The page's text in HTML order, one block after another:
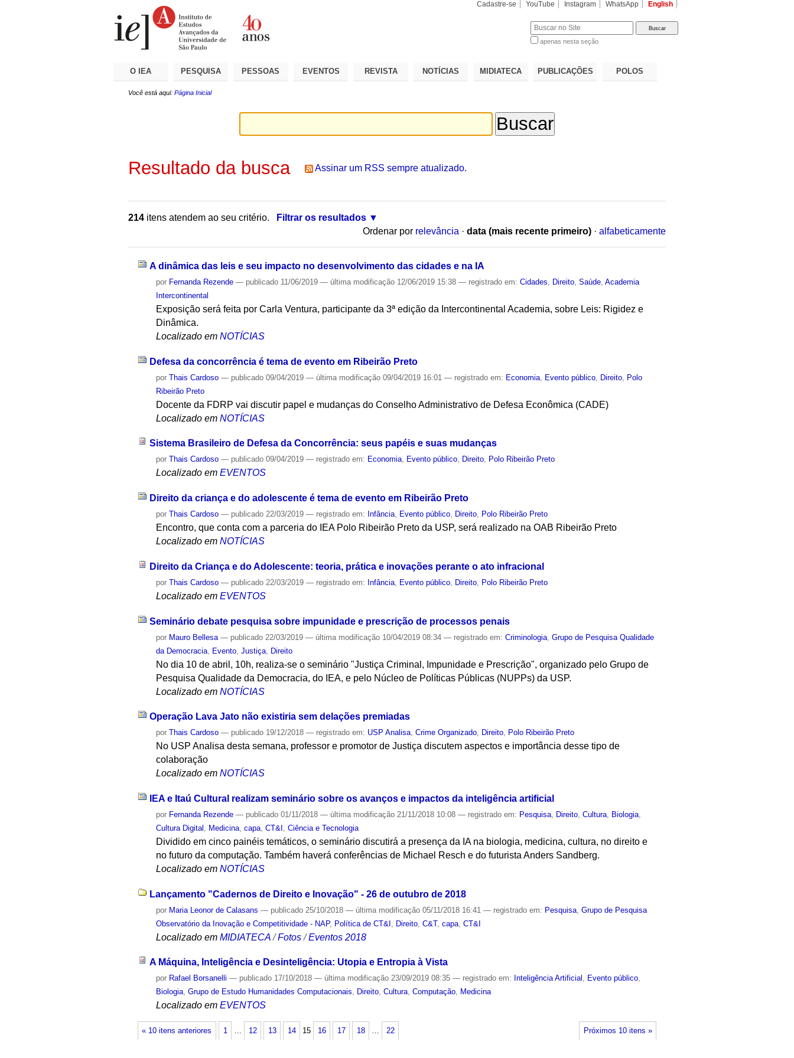
Cadastre-se YouTube Instagram WhatsApp English
apenas nesta seção
O IEA PESQUISA PESSOAS EVENTOS REVISTA NOTÍCIAS MIDIATECA PUBLICAÇÕES POLOS
Você está aqui: Página Inicial
Resultado da busca Assinar um RSS sempre atualizado.
214 itens atendem ao seu critério.
Filtrar os resultados
Ordenar por relevância · data (mais recente primeiro) · alfabeticamente
A dinâmica das leis e seu impacto no desenvolvimento das cidades e na IA
por Fernanda Rezende — publicado 11/06/2019— última modificação 12/06/2019 15:38— registrado em:Cidades Direito ,Saúde ,Academia
Intercontinental
Exposição será feita por Carla Ventura, participante da 3ª edição da Intercontinental Academia, sobre Leis: Rigidez e
Dinâmica.
Localizado em NOTÍCIAS
Defesa da concorrência é tema de evento em Ribeirão Preto
porThais Cardoso — publicado 09/04/2019— última modificação 09/04/2019 16:01— registrado em: Economia Evento público Direito Polo
Ribeirão Preto
Docente da FDRP vai discutir papel e mudanças do Conselho Administrativo de Defesa Econômica (CADE)
Localizado em NOTÍCIAS
Sistema Brasileiro de Defesa da Concorrência: seus papéis e suas mudanças
porThais Cardoso — publicado 09/04/2019— registrado em: Economia, Evento público, Direito, Polo Ribeirão Preto
Localizado em EVENTOS
Direito da criança e do adolescente é tema de evento em Ribeirão Preto
porThais Cardoso — publicado 22/03/2019— registrado em: Infância, Evento público, Direito, Polo Ribeirão Preto
Encontro, que conta com a parceria do IEA Polo Ribeirão Preto da USP, será realizado na OAB Ribeirão Preto
Localizado em NOTÍCIAS
Direito da Criança e do Adolescente: teoria, prática e inovações perante o ato infracional
porThais Cardoso — publicado 22/03/2019— registrado em: Infância Evento público Direito Polo Ribeirão Preto
Localizado em EVENTOS
Seminário debate pesquisa sobre impunidade e prescrição de processos penais
por Mauro Bellesa — publicado 22/03/2019— última modificação 10/04/2019 08:34— registrado em:Criminologia ,Grupo de Pesquisa Qualidade
da Democracia Evento ,Justiça Direito
No dia 10 de abril, 10h, realiza-se o seminário "Justiça Criminal, Impunidade e Prescrição", organizado pelo Grupo de
Pesquisa Qualidade da Democracia, do IEA, e pelo Núcleo de Políticas Públicas (NUPPs) da USP.
Localizado em NOTÍCIAS
Operação Lava Jato não existiria sem delações premiadas
porThais Cardoso — publicado 19/12/2018— registrado em: USP Analisa,Crime Organizado, Direito, Polo Ribeirão Preto
No USP Analisa desta semana, professor e promotor de Justiça discutem aspectos e importância desse tipo de
colaboração
Localizado em NOTÍCIAS
IEA e Itaú Cultural realizam seminário sobre os avanços e impactos da inteligência artificial
por Fernanda Rezende — publicado 01/11/2018— última modificação 21/11/2018 10:08— registrado em: Pesquisa Direito ,Cultura Biologia
Cultura Digital
Medicina ,capa ,CT&I ,Ciência e Tecnologia
Dividido em cinco painéis temáticos, o seminário discutirá a presença da IA na biologia, medicina, cultura, no direito e
no futuro da computação. Também haverá conferências de Michael Resch e do futurista Anders Sandberg.
Localizado em NOTÍCIAS
Lançamento "Cadernos de Direito e Inovação" - 26 de outubro de 2018
por Maria Leonor de Calasans — publicado 25/10/2018— última modificação 05/11/2018 16:41— registrado em: Pesquisa ,Grupo de Pesquisa
Observatório da Inovação e Competitividade - NAP, Política de CT&I Direito ,C&T,capa ,CT&I
Localizado em MIDIATECA /Fotos /Eventos 2018
A Máquina, Inteligência e Desinteligência: Utopia e Entropia à Vista
por Rafael Borsanelli — publicado 17/10/2018— última modificação 23/09/2019 08:35— registrado em: Inteligência Artificial , Evento público,
Biologia,Grupo de Estudo Humanidades Computacionais, Direito,Cultura,Computação, Medicina
Localizado em EVENTOS
« 10 itens anteriores Próximos 10 itens »
1 12 13 14 15 16 17 18 22